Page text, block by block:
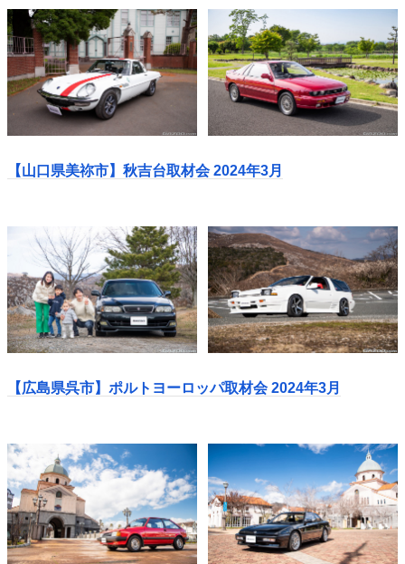
【山口県美祢市】秋吉台取材会 2024年3月
【広島県呉市】ポルトヨーロッパ取材会 2024年3月